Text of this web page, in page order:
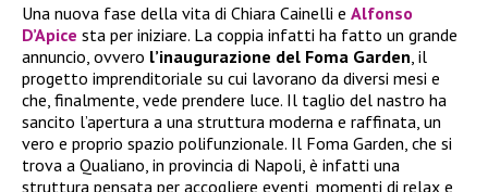
Una nuova fase della vita di Chiara Cainelli e Alfonso
D’Apice sta per iniziare. La coppia infatti ha fatto un grande
annuncio, ovvero l’inaugurazione del Foma Garden , il
progetto imprenditoriale su cui lavorano da diversi mesi e
che, finalmente, vede prendere luce. Il taglio del nastro ha
sancito l’apertura a una struttura moderna e raffinata, un
vero e proprio spazio polifunzionale. Il Foma Garden, che si
trova a Qualiano, in provincia di Napoli, è infatti una
struttura pensata per accogliere eventi, momenti di relax e